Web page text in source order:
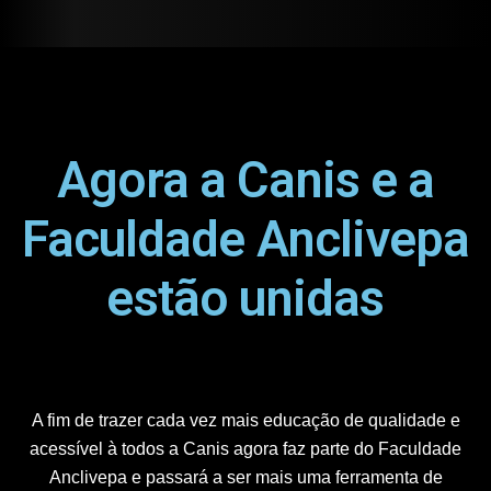
Agora a Canis e a
Faculdade Anclivepa
estão unidas
A fim de trazer cada vez mais educação de qualidade e
acessível à todos a Canis agora faz parte do Faculdade
Anclivepa e passará a ser mais uma ferramenta de